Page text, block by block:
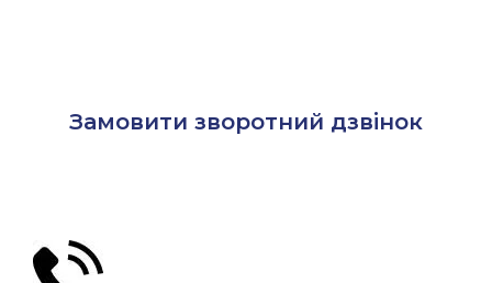
Замовити зворотний дзвінок